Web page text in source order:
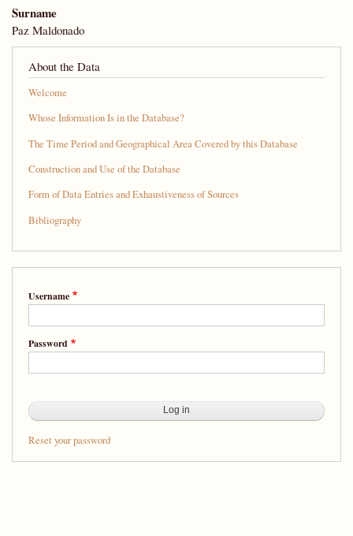
Surname
Paz Maldonado
About the Data
Welcome
Whose Information Is in the Database?
The Time Period and Geographical Area Covered by this Database
Construction and Use of the Database
Form of Data Entries and Exhaustiveness of Sources
Bibliography
Username
Password
Reset your password